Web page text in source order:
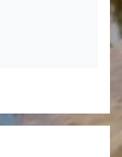
en wetenschap
Het
als doel